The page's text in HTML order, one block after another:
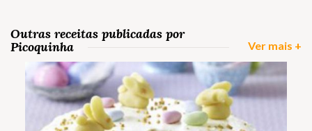
Outras receitas publicadas por
Picoquinha
Ver mais +